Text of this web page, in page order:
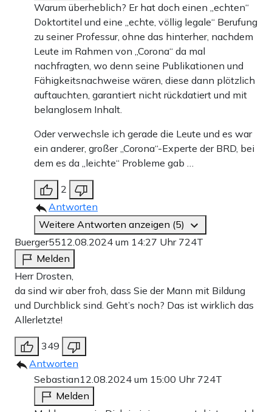
Warum überheblich? Er hat doch einen „echten“
Doktortitel und eine „echte, völlig legale“ Berufung
zu seiner Professur, ohne das hinterher, nachdem
Leute im Rahmen von „Corona“ da mal
nachfragten, wo denn seine Publikationen und
Fähigkeitsnachweise wären, diese dann plötzlich
auftauchten, garantiert nicht rückdatiert und mit
belanglosem Inhalt.
Oder verwechsle ich gerade die Leute und es war
ein anderer, großer „Corona“-Experte der BRD, bei
dem es da „leichte“ Probleme gab …
2
Antworten
Weitere Antworten anzeigen (5)
Buerger5512.08.2024 um 14:27 Uhr 724T
Melden
Herr Drosten,
da sind wir aber froh, dass Sie der Mann mit Bildung
und Durchblick sind. Geht’s noch? Das ist wirklich das
Allerletzte!
349
Antworten
Sebastian12.08.2024 um 15:00 Uhr 724T
Melden